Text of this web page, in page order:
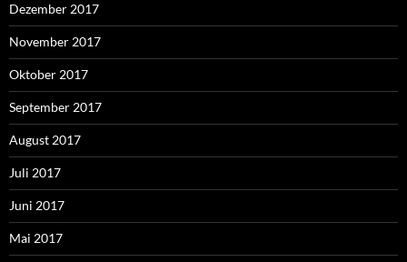
Dezember 2017
November 2017
Oktober 2017
September 2017
August 2017
Juli 2017
Juni 2017
Mai 2017